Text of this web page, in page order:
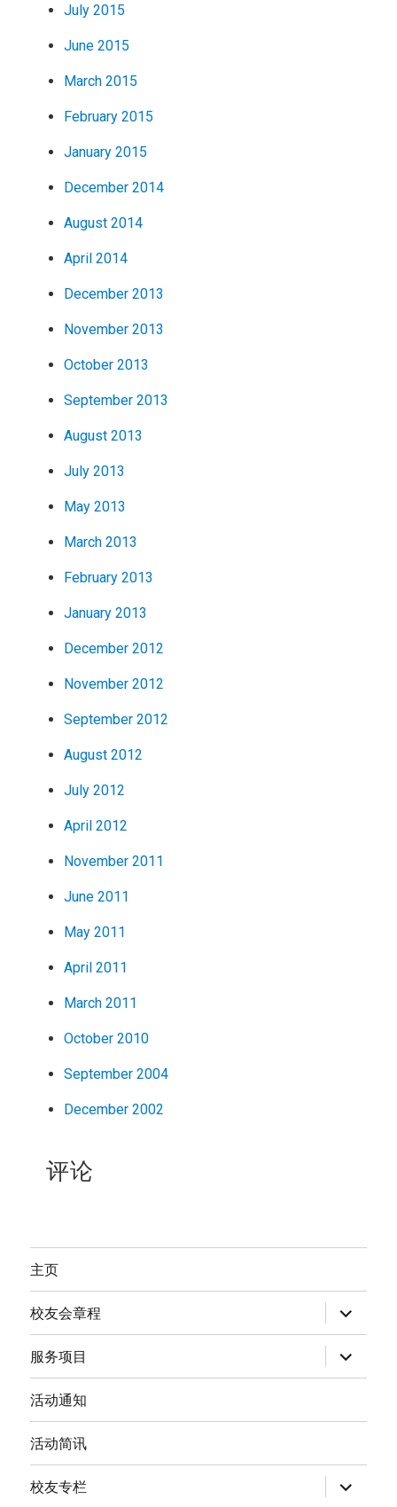
July 2015
June 2015
March 2015
February 2015
January 2015
December 2014
August 2014
April 2014
December 2013
November 2013
October 2013
September 2013
August 2013
July 2013
May 2013
March 2013
February 2013
January 2013
December 2012
November 2012
September 2012
August 2012
July 2012
April 2012
November 2011
June 2011
May 2011
April 2011
March 2011
October 2010
September 2004
December 2002
评论
主页
校友会章程
expand
child
menu
服务项目
expand
child
menu
活动通知
活动简讯
校友专栏
expand
child